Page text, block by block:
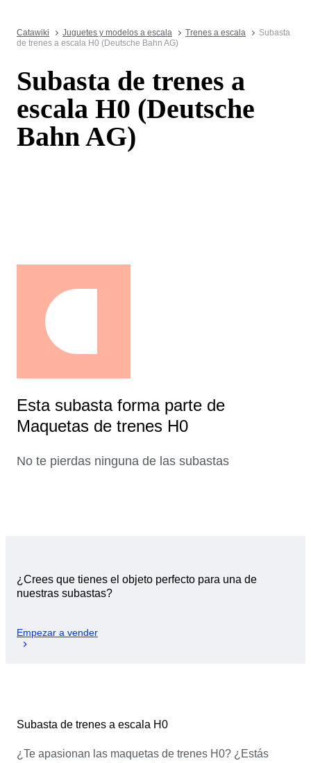
Catawiki Juguetes y modelos a escala Trenes a escala
Subasta
de trenes a escala H0 (Deutsche Bahn AG)
Subasta de trenes a
escala H0 (Deutsche
Bahn AG)
Esta subasta forma parte de
Maquetas de trenes H0
No te pierdas ninguna de las subastas
¿Crees que tienes el objeto perfecto para una de
nuestras subastas?
Empezar a vender
Subasta de trenes a escala H0
¿Te apasionan las maquetas de trenes H0? ¿Estás